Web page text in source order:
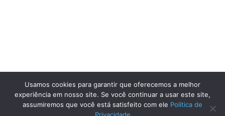
Usamos cookies para garantir que oferecemos a melhor
experiência em nosso site. Se você continuar a usar este site,
assumiremos que você está satisfeito com ele Política de